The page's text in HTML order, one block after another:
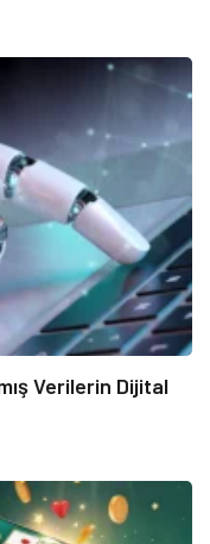
Verilerin Dijital